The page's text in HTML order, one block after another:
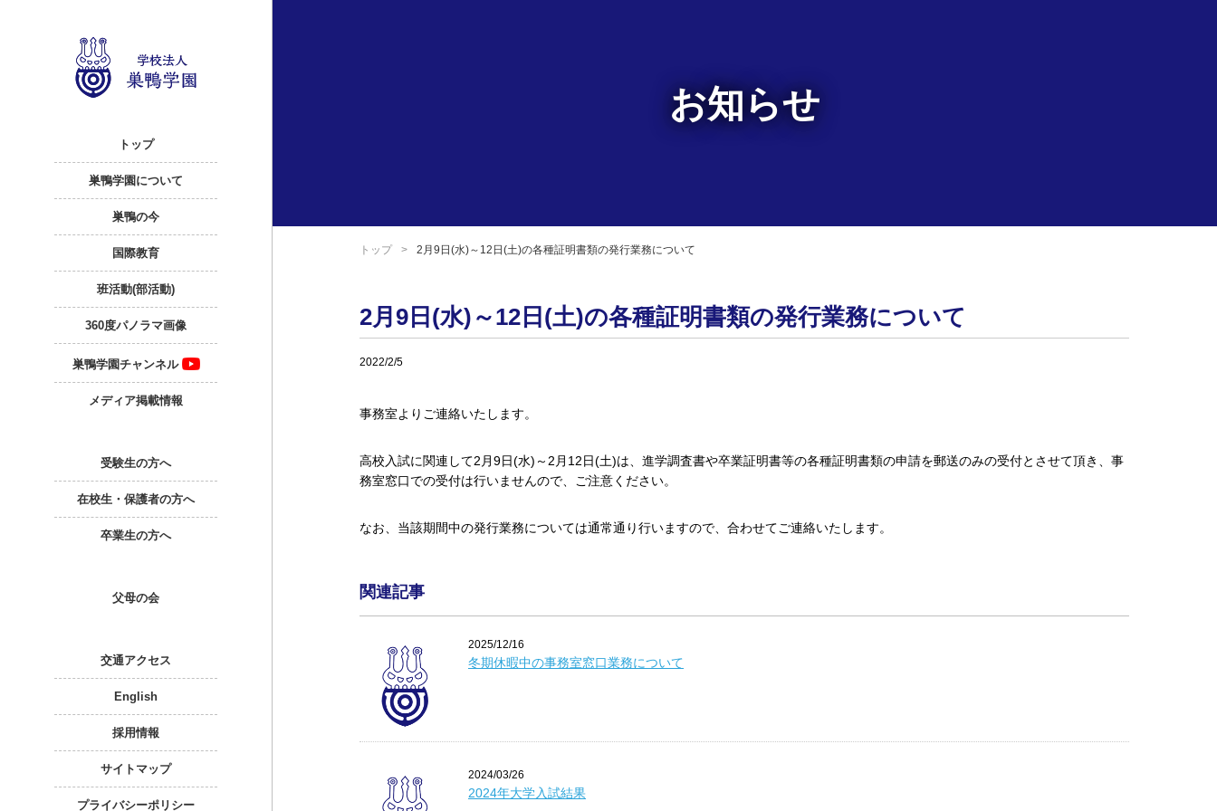
トップ
巣鴨学園について
巣鴨の今
国際教育
班活動(部活動)
360度パノラマ画像
巣鴨学園チャンネル
メディア掲載情報
受験生の方へ
在校生・保護者の方へ
卒業生の方へ
父母の会
交通アクセス
English
採用情報
サイトマップ
プライバシーポリシー
お知らせ
トップ 2月9日(水)～12日(土)の各種証明書類の発行業務について
2月9日(水)～12日(土)の各種証明書類の発行業務について
2022/2/5
事務室よりご連絡いたします。
高校入試に関連して2月9日(水) ～ 2 月12日(土)は、進学調査書や卒業証明書等の各種証明書類の申請を郵送のみの受付とさせて頂き、事
務室窓口での受付は行いませんので、ご注意ください。
なお、当該期間中の発行業務については通常通り行いますので、合わせてご連絡いたします。
関連記事
2025/12/16
冬期休暇中の事務室窓口業務について
2024/03/26
2024年大学入試結果